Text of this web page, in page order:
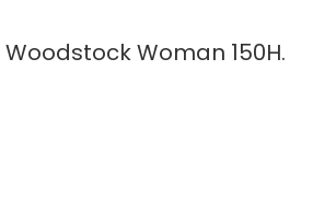
Woman 150H.